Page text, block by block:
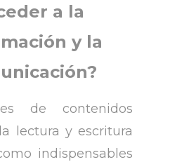
a la
y la
de contenidos
lectura y escritura
indispensables